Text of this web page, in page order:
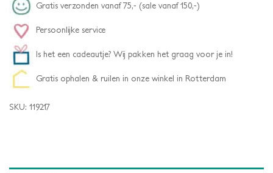
Gratis verzonden vanaf 75,- (sale vanaf 150,-)
Persoonlijke service
Is het een cadeautje? Wij pakken het graag voor je in!
Gratis ophalen & ruilen in onze winkel in Rotterdam
SKU: 119217